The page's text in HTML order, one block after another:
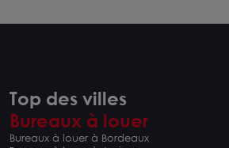
Top des villes
Bureaux à louer
Bureaux à louer à Bordeaux